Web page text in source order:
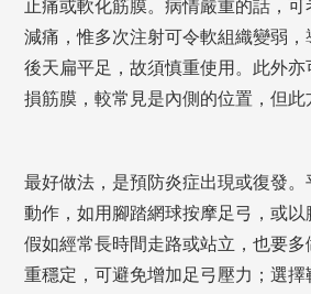
止痛或軟化筋膜。病情嚴重的話，
減痛，惟多次注射可令軟組織變弱
後天扁平足，故須慎重使用。此外
損筋膜，較常見是內側的位置，但此
最好做法，是預防炎症出現或復發
動作，如用腳踏網球按摩足弓，或
假如經常長時間走路或站立，也要
重穩定，可避免增加足弓壓力；選